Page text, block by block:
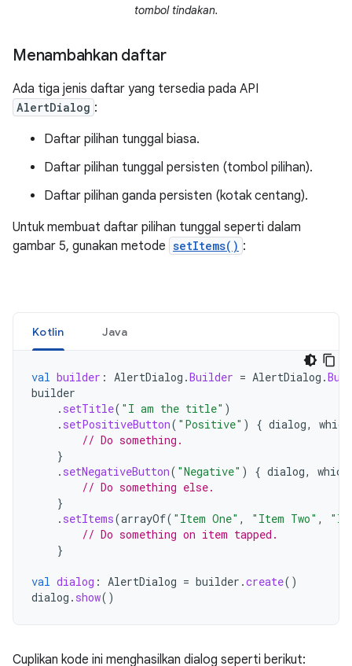
tombol tindakan.
Menambahkan daftar
Ada tiga jenis daftar yang tersedia pada API
AlertDialog :
Daftar pilihan tunggal biasa.
Daftar pilihan tunggal persisten (tombol pilihan).
Daftar pilihan ganda persisten (kotak centang).
Untuk membuat daftar pilihan tunggal seperti dalam
gambar 5, gunakan metode setItems() :
Kotlin Java
val builder : AlertDialog .Builder = AlertDialog .
builder
. setTitle( "I am the title" )
. setPositiveButton( "Positive" ) { dialog,
which
// Do something.
}
. setNegativeButton( "Negative" ) { dialog,
which
// Do something else.
}
. setItems(arrayOf( "Item One" , "Item Two" ,
// Do something on item tapped.
}
val dialog : AlertDialog = builder .create()
dialog . show()
Cuplikan kode ini menghasilkan dialog seperti berikut: